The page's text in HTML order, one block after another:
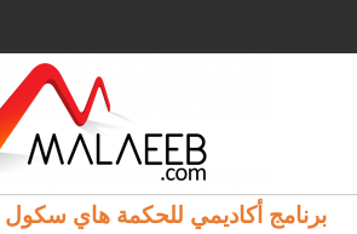
برنامج أكاديمي للحكمة هاي